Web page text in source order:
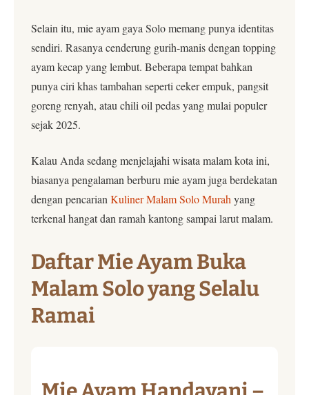
Selain itu, mie ayam gaya Solo memang punya identitas
sendiri. Rasanya cenderung gurih-manis dengan topping
ayam kecap yang lembut. Beberapa tempat bahkan
punya ciri khas tambahan seperti ceker empuk, pangsit
goreng renyah, atau chili oil pedas yang mulai populer
sejak 2025.
Kalau Anda sedang menjelajahi wisata malam kota ini,
biasanya pengalaman berburu mie ayam juga berdekatan
dengan pencarian Kuliner Malam Solo Murah yang
terkenal hangat dan ramah kantong sampai larut malam.
Daftar Mie Ayam Buka
Malam Solo yang Selalu
Ramai